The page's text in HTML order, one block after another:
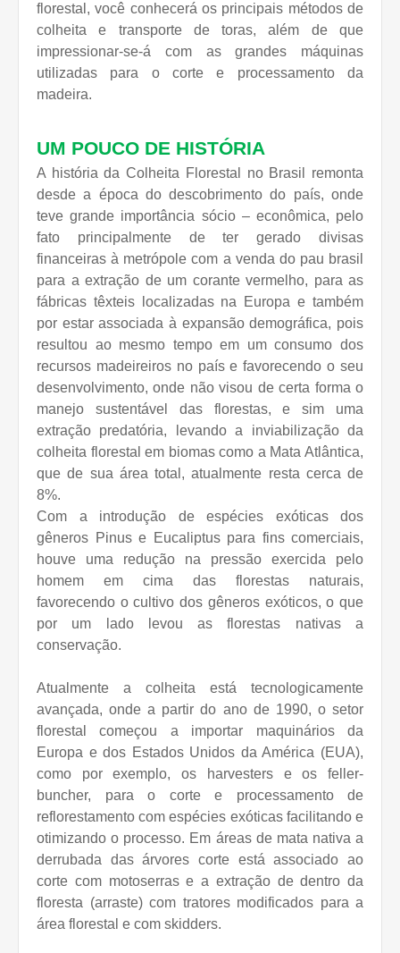
florestal, você conhecerá os principais métodos de
colheita e transporte de toras, além de que
impressionar-se-á com as grandes máquinas
utilizadas para o corte e processamento da
madeira.
UM POUCO DE HISTÓRIA
A história da Colheita Florestal no Brasil remonta
desde a época do descobrimento do país, onde
teve grande importância sócio – econômica, pelo
fato principalmente de ter gerado divisas
financeiras à metrópole com a venda do pau brasil
para a extração de um corante vermelho, para as
fábricas têxteis localizadas na Europa e também
por estar associada à expansão demográfica, pois
resultou ao mesmo tempo em um consumo dos
recursos madeireiros no país e favorecendo o seu
desenvolvimento, onde não visou de certa forma o
manejo sustentável das florestas, e sim uma
extração predatória, levando a inviabilização da
colheita florestal em biomas como a Mata Atlântica,
que de sua área total, atualmente resta cerca de
8%.
Com a introdução de espécies exóticas dos
gêneros Pinus e Eucaliptus para fins comerciais,
houve uma redução na pressão exercida pelo
homem em cima das florestas naturais,
favorecendo o cultivo dos gêneros exóticos, o que
por um lado levou as florestas nativas a
conservação.
Atualmente a colheita está tecnologicamente
avançada, onde a partir do ano de 1990, o setor
florestal começou a importar maquinários da
Europa e dos Estados Unidos da América (EUA),
como por exemplo, os harvesters e os feller-
buncher, para o corte e processamento de
reflorestamento com espécies exóticas facilitando e
otimizando o processo. Em áreas de mata nativa a
derrubada das árvores corte está associado ao
corte com motoserras e a extração de dentro da
floresta (arraste) com tratores modificados para a
área florestal e com skidders.